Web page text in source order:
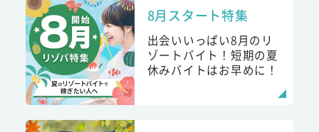
8月スタート特集
出会いいっぱい8月のリ
ゾートバイト！短期の夏
休みバイトはお早めに！